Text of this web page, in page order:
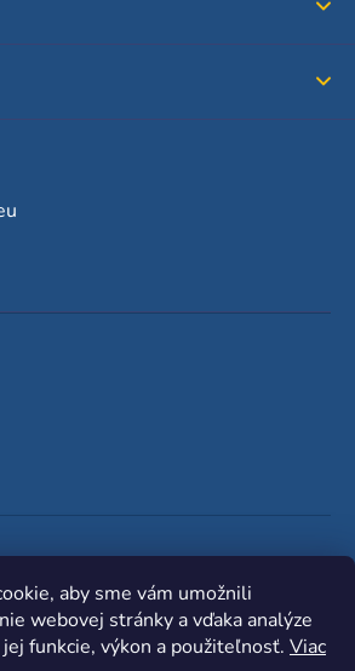
aby sme vám umožnili
webovej stránky a vďaka analýze
funkcie, výkon a použiteľnosť. Viac